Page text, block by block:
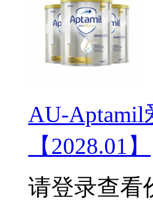
AU-Aptamil
【2028.01】
请登录查看